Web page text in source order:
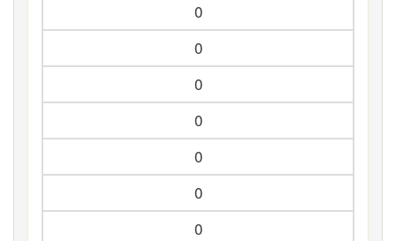
0
0
0
0
0
0
0